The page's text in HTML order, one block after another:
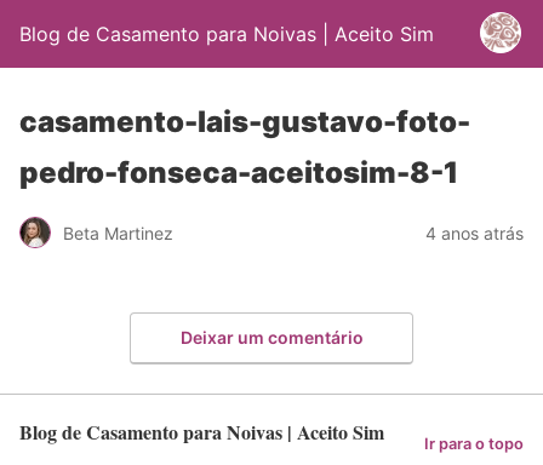
Blog de Casamento para Noivas | Aceito Sim
casamento-lais-gustavo-foto-
pedro-fonseca-aceitosim-8-1
Beta Martinez 4 anos atrás
Deixar um comentário
Blog de Casamento para Noivas | Aceito Sim Ir para o topo